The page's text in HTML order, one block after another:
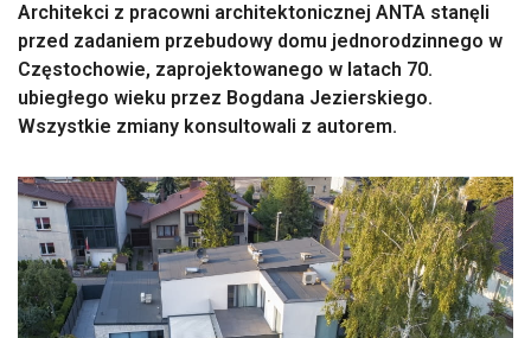
Architekci z pracowni architektonicznej ANTA stanęli
przed zadaniem przebudowy domu jednorodzinnego w
Częstochowie, zaprojektowanego w latach 70.
ubiegłego wieku przez Bogdana Jezierskiego.
Wszystkie zmiany konsultowali z autorem.